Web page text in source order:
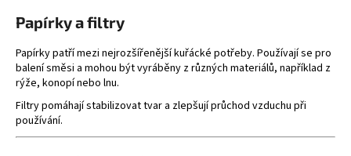
u
Papírky a filtry
Papírky patří mezi nejrozšířenější kuřácké potřeby. Používají se pro
balení směsi a mohou být vyráběny z různých materiálů, například z
rýže, konopí nebo lnu.
Filtry pomáhají stabilizovat tvar a zlepšují průchod vzduchu při
používání.